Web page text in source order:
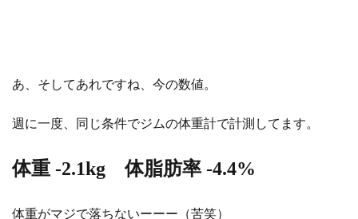
あ、そしてあれですね、今の数値。
週に一度、同じ条件でジムの体重計で計測してます。
体重 -2.1kg 体脂肪率 -4.4%
体重がマジで落ちないーーー（苦笑）